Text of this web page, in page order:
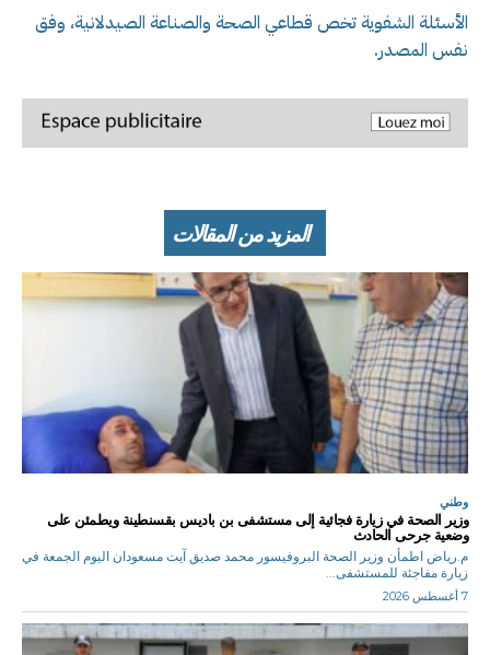
الأسئلة الشفوية تخص قطاعي الصحة والصناعة الصيدلانية، وفق
نفس المصدر.
المزيد من المقالات
وطني
وزير الصحة في زيارة فجائية إلى مستشفى بن باديس بقسنطينة ويطمئن على
وضعية جرحى الحادث
م.رياض اطمأن وزير الصحة البروفيسور محمد صديق آيت مسعودان اليوم الجمعة في
زيارة مفاجئة للمستشفى...
7 أغسطس 2026